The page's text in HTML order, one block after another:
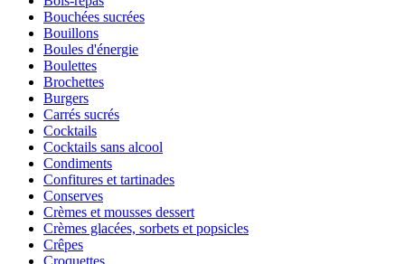
Bouchées sucrées
Bouillons
Boules d'énergie
Boulettes
Brochettes
Burgers
Carrés sucrés
Cocktails
Cocktails sans alcool
Condiments
Confitures et tartinades
Conserves
Crèmes et mousses dessert
Crèmes glacées, sorbets et popsicles
Crêpes
Croquettes